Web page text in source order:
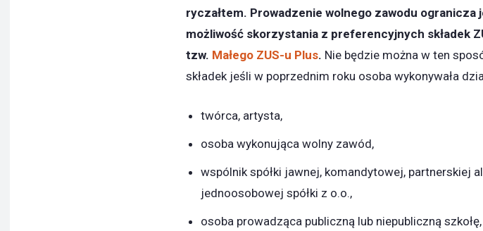
ryczałtem. Prowadzenie wolnego zawodu ogranicza
możliwość skorzystania z preferencyjnych składek
tzw. Małego ZUS-u Plus. Nie będzie można w ten
składek jeśli w poprzednim roku osoba wykonywała
twórca, artysta,
osoba wykonująca wolny zawód,
wspólnik spółki jawnej, komandytowej, partnerskiej
jednoosobowej spółki z o.o.,
osoba prowadząca publiczną lub niepubliczną